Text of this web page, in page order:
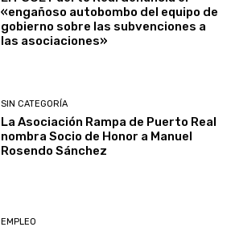
«engañoso autobombo del equipo de
gobierno sobre las subvenciones a
las asociaciones»
SIN CATEGORÍA
La Asociación Rampa de Puerto Real
nombra Socio de Honor a Manuel
Rosendo Sánchez
EMPLEO